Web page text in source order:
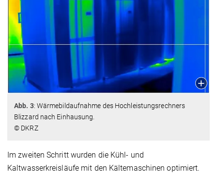
Abb. 3: Wärmebildaufnahme des Hochleistungsrechners
Blizzard nach Einhausung.
© DKRZ
Im zweiten Schritt wurden die Kühl- und
Kaltwasserkreisläufe mit den Kältemaschinen optimiert.